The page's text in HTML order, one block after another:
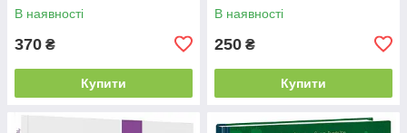
В наявності
370 ₴
Купити
В наявності
250 ₴
Купити